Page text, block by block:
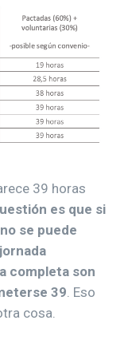
39 horas
es que si
se puede
completa son
39 . Eso
cosa.